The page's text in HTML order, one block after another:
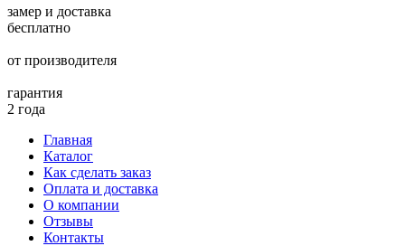
замер и доставка
бесплатно
от производителя
гарантия
2 года
Главная
Каталог
Как сделать заказ
Оплата и доставка
О компании
Отзывы
Контакты